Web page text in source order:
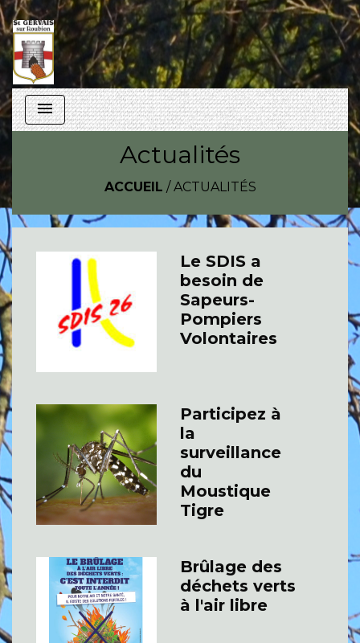
menu
Actualités
ACCUEIL /ACTUALITÉS
Le SDIS a
besoin de
Sapeurs-
Pompiers
Volontaires
Participez à
la
surveillance
du
Moustique
Tigre
Brûlage des
déchets verts
à l'air libre